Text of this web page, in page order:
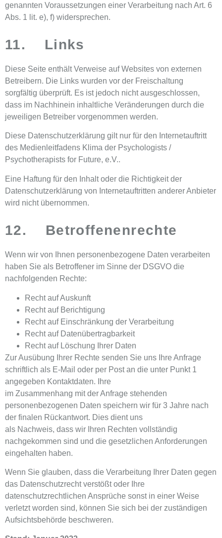
genannten Voraussetzungen einer Verarbeitung nach Art. 6
Abs. 1 lit. e), f) widersprechen.
11. Links
Diese Seite enthält Verweise auf Websites von externen
Betreibern. Die Links wurden vor der Freischaltung
sorgfältig überprüft. Es ist jedoch nicht ausgeschlossen,
dass im Nachhinein inhaltliche Veränderungen durch die
jeweiligen Betreiber vorgenommen werden.
Diese Datenschutzerklärung gilt nur für den Internetauftritt
des Medienleitfadens Klima der Psychologists /
Psychotherapists for Future, e.V..
Eine Haftung für den Inhalt oder die Richtigkeit der
Datenschutzerklärung von Internetauftritten anderer Anbieter
wird nicht übernommen.
12. Betroffenenrechte
Wenn wir von Ihnen personenbezogene Daten verarbeiten
haben Sie als Betroffener im Sinne der DSGVO die
nachfolgenden Rechte:
Recht auf Auskunft
Recht auf Berichtigung
Recht auf Einschränkung der Verarbeitung
Recht auf Datenübertragbarkeit
Recht auf Löschung Ihrer Daten
Zur Ausübung Ihrer Rechte senden Sie uns Ihre Anfrage
schriftlich als E-Mail oder per Post an die unter Punkt 1
angegeben Kontaktdaten. Ihre
im Zusammenhang mit der Anfrage stehenden
personenbezogenen Daten speichern wir für 3 Jahre nach
der finalen Rückantwort. Dies dient uns
als Nachweis, dass wir Ihren Rechten vollständig
nachgekommen sind und die gesetzlichen Anforderungen
eingehalten haben.
Wenn Sie glauben, dass die Verarbeitung Ihrer Daten gegen
das Datenschutzrecht verstößt oder Ihre
datenschutzrechtlichen Ansprüche sonst in einer Weise
verletzt worden sind, können Sie sich bei der zuständigen
Aufsichtsbehörde beschweren.